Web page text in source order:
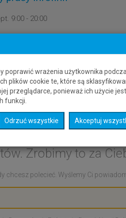
9:00 - 20:00
Venetie -
Zrobimy to za
chcesz polecieć. Wyślemy Ci
poprawić wrażenia użytkownika
plików cookie te, które są
przeglądarce, ponieważ ich użycie jest
funkcji.
Odrzuć wszystkie Akceptuj